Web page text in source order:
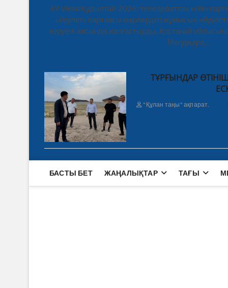
49 ViewsҚұрылтай-2026: теледебаттан кейін
«Әділет» партиясы өңірлердегі жұмысын
керуені аясында жалғастырды. Қостанай
Меңдіқара,…
ТҰРҒЫНДАР
"Құлан таңы" ақпарат.
БАСТЫ БЕТ ЖАҢАЛЫҚТАР ТАҒЫ